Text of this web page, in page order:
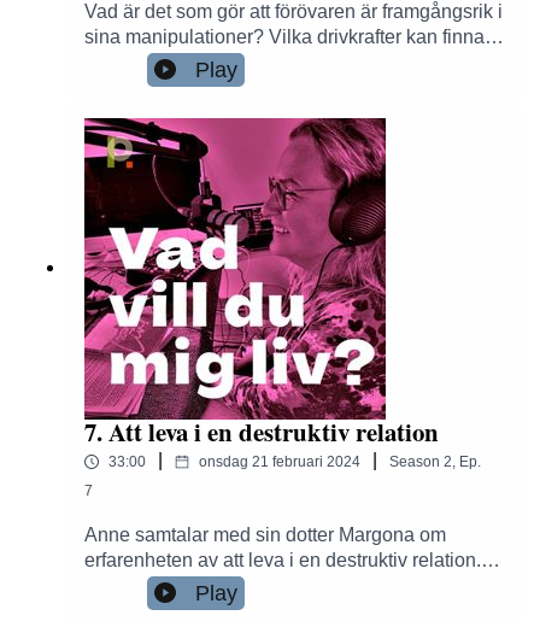
Vad är det som gör att förövaren är framgångsrik i
sina manipulationer? Vilka drivkrafter kan finnas
bakom beteendet? Den narcissistiska
kränkningen, går den att förstå? Vill du vara med
valfri summa till nr: 1231459601
Play
7. Att leva i en destruktiv relation
33:00 onsdag 21 februari 2024 Season 2, Ep.
7
Anne samtalar med sin dotter Margona om
erfarenheten av att leva i en destruktiv relation.
Att bli tagen som gisslan av sin partners
narcissistiska och kontrollerande beteende. Hur
Play